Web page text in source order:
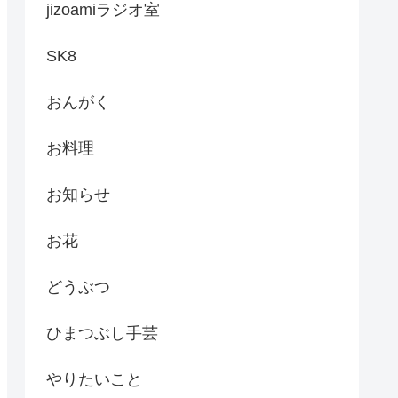
jizoamiラジオ室
SK8
おんがく
お料理
お知らせ
お花
どうぶつ
ひまつぶし手芸
やりたいこと